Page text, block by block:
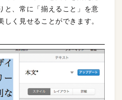
と、常に「揃えること」を意
く見せることができます。